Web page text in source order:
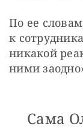
По ее
к
никакой
ними
Сама